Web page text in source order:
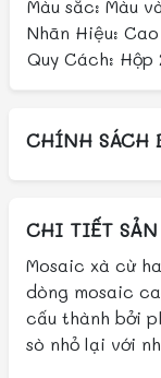
Màu sắc: Màu
Nhãn Hiệu:
Quy Cách: Hộp
CHÍNH SÁCH
CHI TIẾT SẢN
Mosaic xà cừ
dòng mosaic
cấu thành bởi
sò nhỏ lại với